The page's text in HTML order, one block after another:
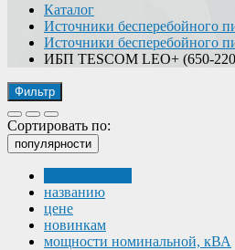
Каталог
Источники бесперебойного
Источники бесперебойного
ИБП TESCOM LEO+ (650-
Фильтр
Сортировать по:
популярности
названию
цене
новинкам
мощности номинальной, кВА